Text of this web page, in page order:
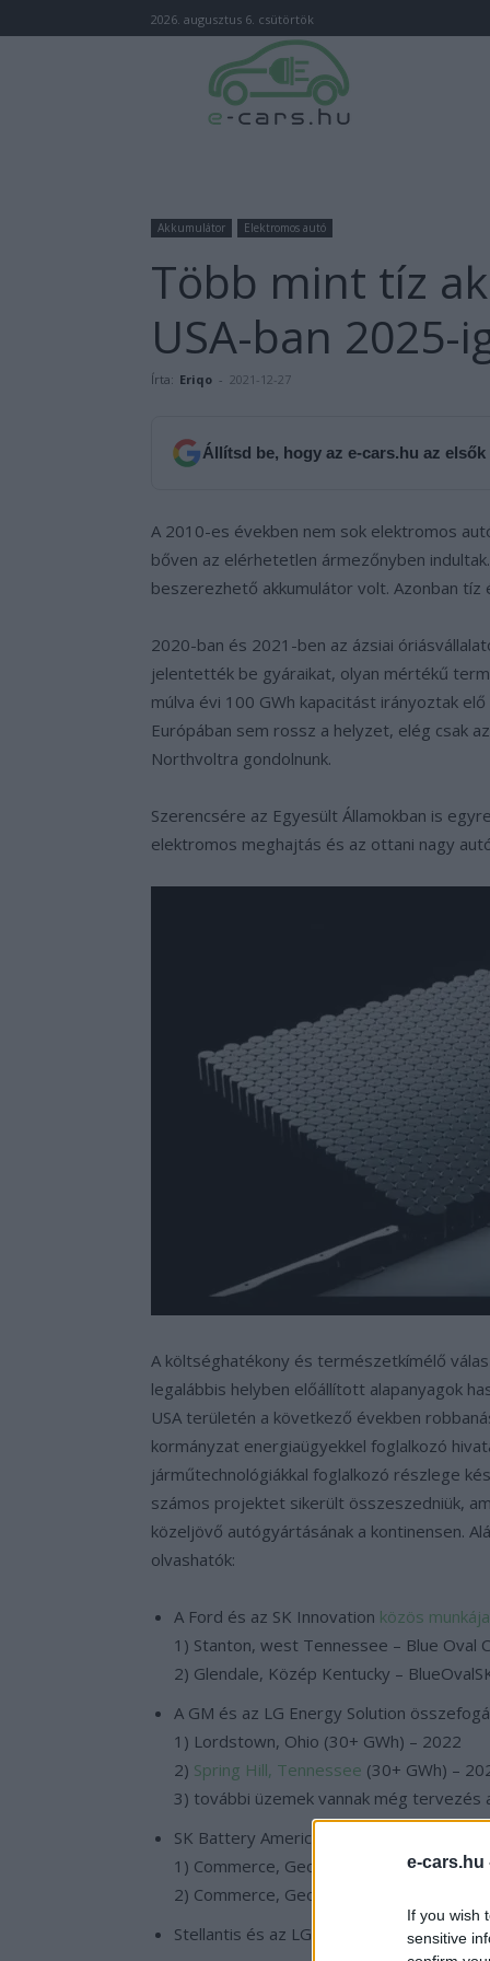
e-cars.hu
If you wish
sensitive
2026. augusztus 6. csütörtök
Akkumulátor Elektromos autó
Több mint tíz
USA-ban 2025-
Írta: Eriqo - 2021-12-27
Állítsd be, hogy az e-cars.hu az
A 2010-es években nem sok elektromos
bőven az elérhetetlen ármezőnyben
beszerezhető akkumulátor volt. Azonban
2020-ban és 2021-ben az ázsiai
jelentették be gyáraikat, olyan mértékű
múlva évi 100 GWh kapacitást irányoztak
Európában sem rossz a helyzet, elég csak
Northvoltra gondolnunk.
Szerencsére az Egyesült Államokban is
elektromos meghajtás és az ottani nagy
A költséghatékony és természetkímélő
legalábbis helyben előállított alapanyagok
USA területén a következő években
kormányzat energiaügyekkel foglalkozó
járműtechnológiákkal foglalkozó részlege
számos projektet sikerült összeszedniük,
közeljövő autógyártásának a kontinensen.
olvashatók:
A Ford és az SK Innovation közös munkája
1) Stanton, west Tennessee – Blue Oval
2) Glendale, Közép Kentucky –
A GM és az LG Energy Solution
1) Lordstown, Ohio (30+ GWh) – 2022
2) Spring Hill, Tennessee (30+ GWh) –
3) további üzemek vannak még tervezés
SK Battery America (SKBA), az SK
1) Commerce, Georgia – 1-es üzem: 9.8
2) Commerce, Georgia – 2-es üzem: 11.7
Stellantis és az LG Energy Solution